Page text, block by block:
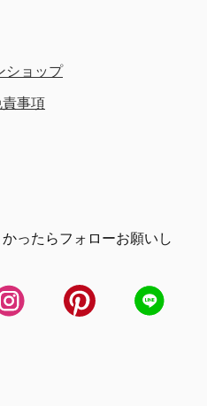
ショップ
事項
かったらフォローお願いし